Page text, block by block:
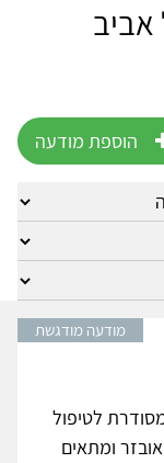
אביב
הוספת מודעה
מודעה מודגשת
לטיפול
ומתאים